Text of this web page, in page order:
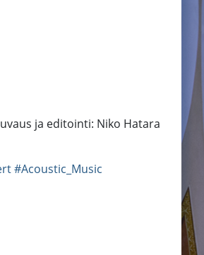
ja editointi: Niko Hatara
#Acoustic_Music